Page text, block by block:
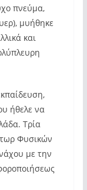
πνεύμα,
μυήθηκε
και
ήθελε να
Τρία
Φυσικών
με την